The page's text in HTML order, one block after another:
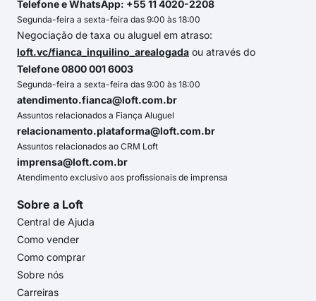
Telefone e WhatsApp: +55 11 4020-2208
Segunda-feira a sexta-feira das 9:00 às 18:00
Negociação de taxa ou aluguel em atraso:
loft.vc/fianca_inquilino_arealogada ou através do
Telefone 0800 001 6003
Segunda-feira a sexta-feira das 9:00 às 18:00
atendimento.fianca@loft.com.br
Assuntos relacionados a Fiança Aluguel
relacionamento.plataforma@loft.com.br
Assuntos relacionados ao CRM Loft
imprensa@loft.com.br
Atendimento exclusivo aos profissionais de imprensa
Sobre a Loft
Central de Ajuda
Como vender
Como comprar
Sobre nós
Carreiras